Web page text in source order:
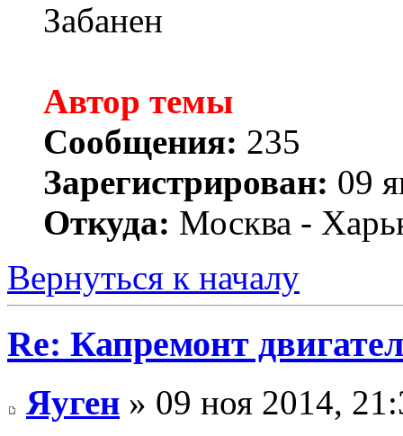
Забанен
Автор темы
Сообщения: 235
Зарегистрирован: 09
Откуда: Москва -
Вернуться к началу
Re: Капремонт
Яуген » 09 ноя 2014,